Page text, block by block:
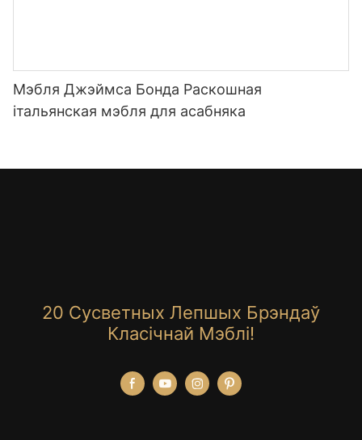
Мэбля Джэймса Бонда Раскошная
італьянская мэбля для асабняка
20 Сусветных Лепшых Брэндаў
Класічнай Мэблі!